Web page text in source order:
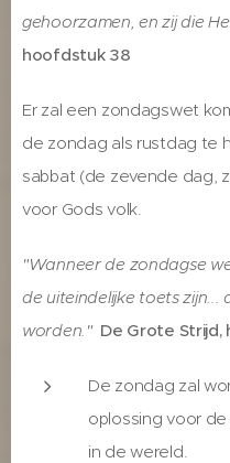
gehoorzamen, en zij die
hoofdstuk 38
Er zal een zondagswet
de zondag als rustdag te
sabbat (de zevende dag,
voor Gods volk.
"Wanneer de zondagse
de uiteindelijke toets
worden." De Grote
De zondag zal
oplossing voor
in de wereld.